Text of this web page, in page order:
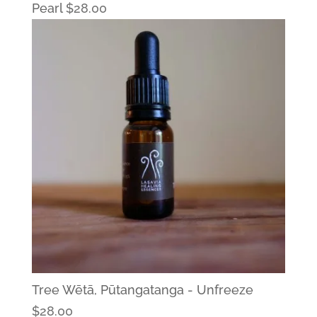
Pearl $28.00
Tree Wētā, Pūtangatanga - Unfreeze
$28.00